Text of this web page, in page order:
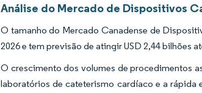
Análise do Mercado de Dispositivos
O tamanho do Mercado Canadense de
2026 e tem previsão de atingir USD 2,44 bilhões
O crescimento dos volumes de procedimentos
laboratórios de cateterismo cardíaco e a rápida